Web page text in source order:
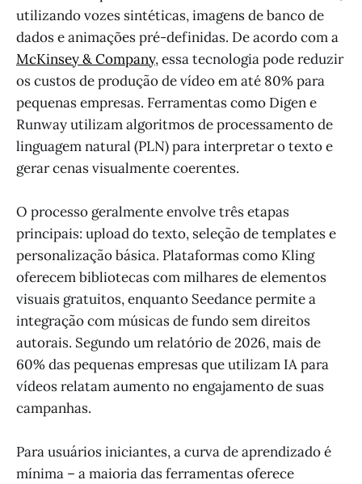
utilizando vozes sintéticas, imagens de banco de
dados e animações pré-definidas. De acordo com a
McKinsey & Company, essa tecnologia pode reduzir
os custos de produção de vídeo em até 80% para
pequenas empresas. Ferramentas como Digen e
Runway utilizam algoritmos de processamento de
linguagem natural (PLN) para interpretar o texto e
gerar cenas visualmente coerentes.
O processo geralmente envolve três etapas
principais: upload do texto, seleção de templates e
personalização básica. Plataformas como Kling
oferecem bibliotecas com milhares de elementos
visuais gratuitos, enquanto Seedance permite a
integração com músicas de fundo sem direitos
autorais. Segundo um relatório de 2026, mais de
60% das pequenas empresas que utilizam IA para
vídeos relatam aumento no engajamento de suas
campanhas.
Para usuários iniciantes, a curva de aprendizado é
mínima – a maioria das ferramentas oferece